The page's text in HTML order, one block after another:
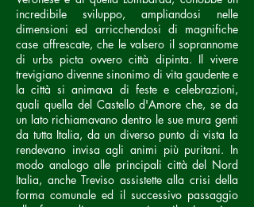
incredibile sviluppo, ampliandosi nelle
dimensioni ed arricchendosi di magnifiche
case affrescate, che le valsero il soprannome
di urbs picta ovvero città dipinta. Il vivere
trevigiano divenne sinonimo di vita gaudente e
la città si animava di feste e celebrazioni,
quali quella del Castello d'Amore che, se da
un lato richiamavano dentro le sue mura genti
da tutta Italia, da un diverso punto di vista la
rendevano invisa agli animi più puritani. In
modo analogo alle principali città del Nord
Italia, anche Treviso assistette alla crisi della
forma comunale ed il successivo passaggio